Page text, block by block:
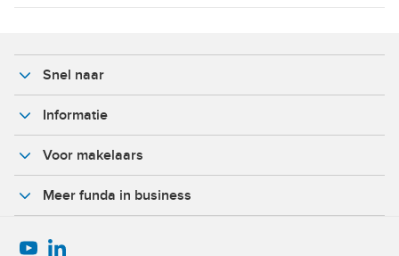
Snel naar
Informatie
Voor makelaars
Meer funda in business